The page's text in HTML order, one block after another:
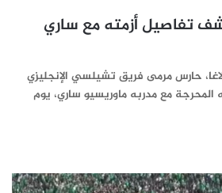
تفاصيل أزمته مع ساري
حارس مرمى فريق تشيلسي الإنجليزي
المحرجة مع مدربه ماوريسيو ساري، يوم